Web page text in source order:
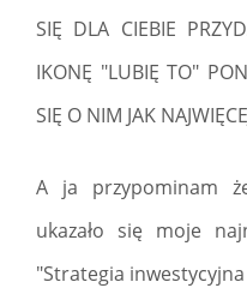
SIĘ DLA CIEBIE
IKONĘ "LUBIĘ TO"
SIĘ O NIM JAK
A ja przypominam
ukazało się moje
"Strategia